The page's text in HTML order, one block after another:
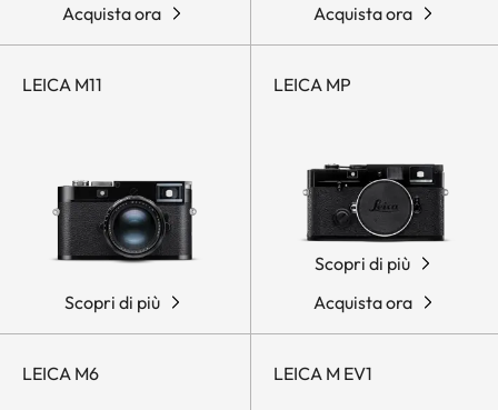
Acquista ora
Acquista ora
LEICA M11
Scopri di più
LEICA MP
Scopri di più
Acquista ora
LEICA M6 LEICA M EV1